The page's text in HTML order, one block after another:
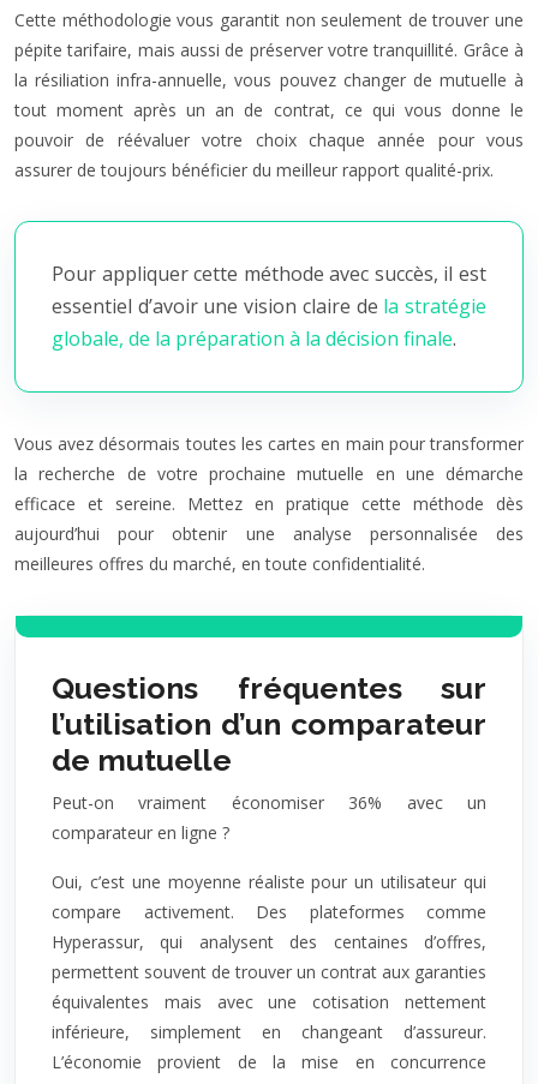
Cette méthodologie vous garantit non seulement de trouver une
pépite tarifaire, mais aussi de préserver votre tranquillité. Grâce à
la résiliation infra-annuelle, vous pouvez changer de mutuelle à
tout moment après un an de contrat, ce qui vous donne le
pouvoir de réévaluer votre choix chaque année pour vous
assurer de toujours bénéficier du meilleur rapport qualité-prix.
Pour appliquer cette méthode avec succès, il est
essentiel d’avoir une vision claire de la stratégie
globale, de la préparation à la décision finale.
Vous avez désormais toutes les cartes en main pour transformer
la recherche de votre prochaine mutuelle en une démarche
efficace et sereine. Mettez en pratique cette méthode dès
aujourd’hui pour obtenir une analyse personnalisée des
meilleures offres du marché, en toute confidentialité.
Questions fréquentes sur
l’utilisation d’un comparateur
de mutuelle
Peut-on vraiment économiser 36% avec un
comparateur en ligne ?
Oui, c’est une moyenne réaliste pour un utilisateur qui
compare activement. Des plateformes comme
Hyperassur, qui analysent des centaines d’offres,
permettent souvent de trouver un contrat aux garanties
équivalentes mais avec une cotisation nettement
inférieure, simplement en changeant d’assureur.
L’économie provient de la mise en concurrence